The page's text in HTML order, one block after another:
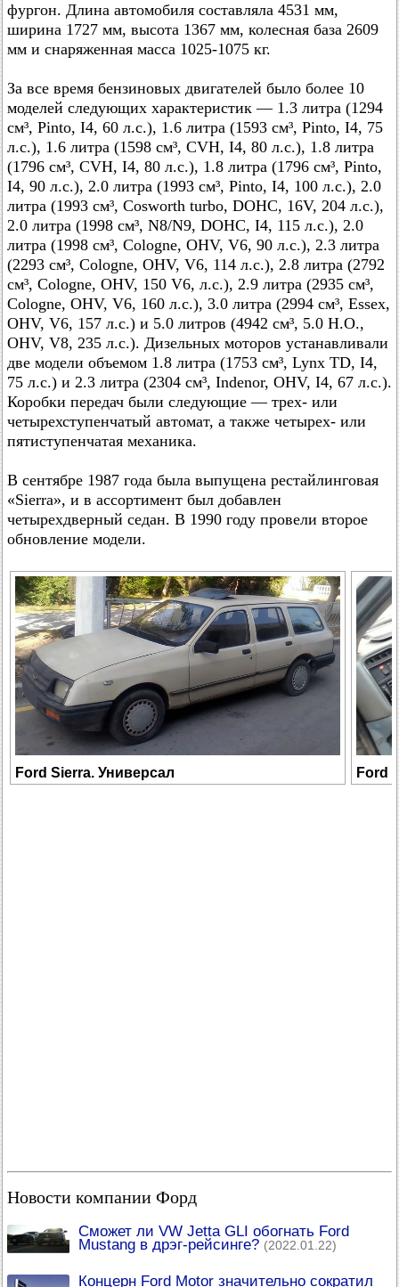
фургон. Длина автомобиля составляла 4531 мм,
ширина 1727 мм, высота 1367 мм, колесная база 2609
мм и снаряженная масса 1025-1075 кг.
За все время бензиновых двигателей было более 10
моделей следующих характеристик — 1.3 литра (1294
см³, Pinto, I4, 60 л.с.), 1.6 литра (1593 см³, Pinto, I4, 75
л.с.), 1.6 литра (1598 см³, CVH, I4, 80 л.с.), 1.8 литра
(1796 см³, CVH, I4, 80 л.с.), 1.8 литра (1796 см³, Pinto,
I4, 90 л.с.), 2.0 литра (1993 см³, Pinto, I4, 100 л.с.), 2.0
литра (1993 см³, Cosworth turbo, DOHC, 16V, 204 л.с.),
2.0 литра (1998 см³, N8/N9, DOHC, I4, 115 л.с.), 2.0
литра (1998 см³, Cologne, OHV, V6, 90 л.с.), 2.3 литра
(2293 см³, Cologne, OHV, V6, 114 л.с.), 2.8 литра (2792
см³, Cologne, OHV, 150 V6, л.с.), 2.9 литра (2935 см³,
Cologne, OHV, V6, 160 л.с.), 3.0 литра (2994 см³, Essex,
OHV, V6, 157 л.с.) и 5.0 литров (4942 см³, 5.0 H.O.,
OHV, V8, 235 л.с.). Дизельных моторов устанавливали
две модели объемом 1.8 литра (1753 см³, Lynx TD, I4,
75 л.с.) и 2.3 литра (2304 см³, Indenor, OHV, I4, 67 л.с.).
Коробки передач были следующие — трех- или
четырехступенчатый автомат, а также четырех- или
пятиступенчатая механика.
В сентябре 1987 года была выпущена рестайлинговая
«Sierra», и в ассортимент был добавлен
четырехдверный седан. В 1990 году провели второе
обновление модели.
Ford Sierra. Универсал Ford
Новости компании Форд
Сможет ли VW Jetta GLI обогнать Ford
Mustang в дрэг-рейсинге? (2022.01.22)
Концерн Ford Motor значительно сократил